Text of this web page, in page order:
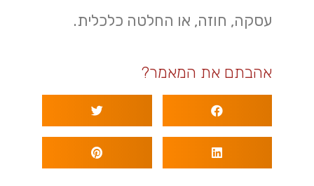
עסקה, חוזה, או החלטה כלכלית.
אהבתם את המאמר?